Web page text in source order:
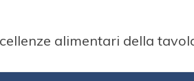
alimentari della